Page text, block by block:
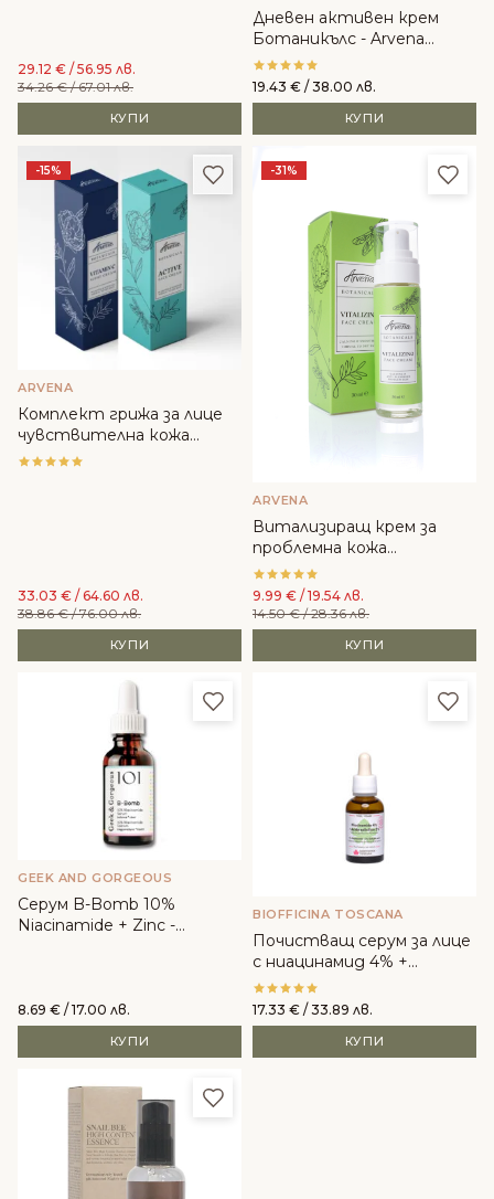
29.12 € / 56.95 лв.
34.26€/ 67.01 лв.
КУПИ
Дневен активен крем
Ботаникълс - Arvena
Cosmetics
19.43 € / 38.00 лв.
КУПИ
-15% Добави в любими
ARVENA
Комплект грижа за лице
чувствителна кожа
„НОЩ + ДЕН“ - Arvena
33.03 € / 64.60 лв.
38.86€/ 76.00 лв.
КУПИ
-31%
ARVENA
Витализиращ крем за
проблемна кожа
Ботаникълс - Arvena
Cosmetics
9.99 € / 19.54 лв.
14.50€/ 28.36 лв.
КУПИ
Добави в любими
GEEK AND GORGEOUS
Серум B-Bomb 10%
Niacinamide + Zinc -
8.69 € / 17.00 лв.
КУПИ
BIOFFICINA TOSCANA
Почистващ серум за лице
с ниацинамид 4% +
салицилова киселина 2% -
Biofficina Toscana
17.33 € / 33.89 лв.
КУПИ
Добави в любими